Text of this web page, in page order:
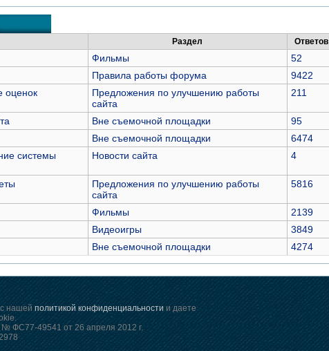
Раздел Ответов
Фильмы
52
Правила работы форума
9422
оценок
Предложения по улучшению работы
сайта
211
Вне съемочной площадки
95
Вне съемочной площадки
6474
системы
Новости сайта 4
Предложения по улучшению работы
сайта
5816
Фильмы
2139
Видеоигры
3849
Вне съемочной площадки 4274
нашей политикой конфиденциальности и даете
ФС77-49541 от 26 апреля 2012 г.